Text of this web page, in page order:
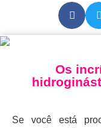
Os
Se você está